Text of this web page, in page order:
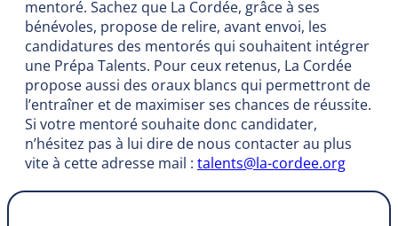
mentoré. Sachez que La Cordée, grâce à ses
bénévoles, propose de relire, avant envoi, les
candidatures des mentorés qui souhaitent intégrer
une Prépa Talents. Pour ceux retenus, La Cordée
propose aussi des oraux blancs qui permettront de
l’entraîner et de maximiser ses chances de réussite.
Si votre mentoré souhaite donc candidater,
n’hésitez pas à lui dire de nous contacter au plus
vite à cette adresse mail : talents@la-cordee.org